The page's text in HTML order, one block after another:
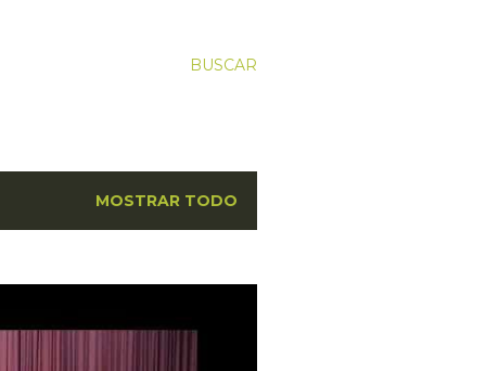
BUSCAR
MOSTRAR TODO